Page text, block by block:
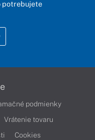
potrebujete
podmienky
Vrátenie tovaru
Cookies